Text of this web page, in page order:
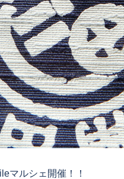
マルシェ開催！！